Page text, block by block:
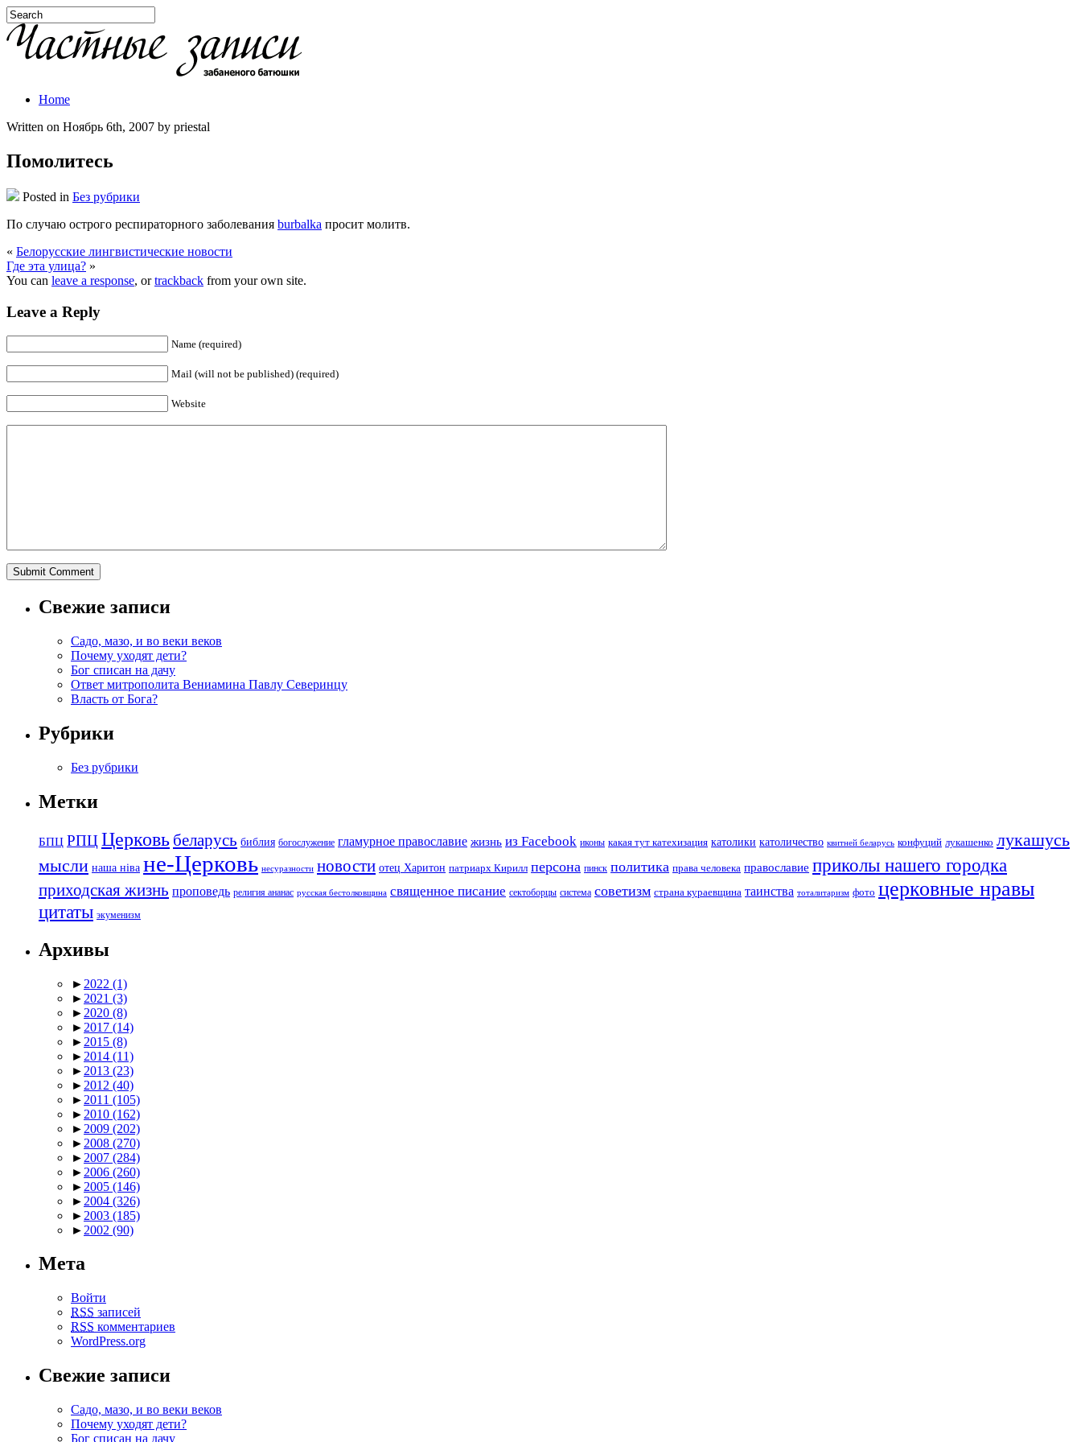
Home
Written on Ноябрь 6th, 2007 by priestal
Помолитесь
Posted in Без рубрики
По случаю острого респираторного заболевания burbalka просит молитв.
« Белорусские лингвистические новости
Где эта улица? »
You can leave a response, ortrackback from your own site.
Leave a Reply
Name (required)
Mail (will not be published) (required)
Website
Свежие записи
Садо, мазо, и во веки веков
Почему уходят дети?
Бог списан на дачу
Ответ митрополита Вениамина Павлу Северинцу
Власть от Бога?
Рубрики
Без рубрики
Метки
БПЦ РПЦ Церковь беларусь библия богослужение гламурное православие жизнь из Facebook иконы какая тут катехизация католики католичество квитней беларусь конфуций лукашенко лукашусь
мысли наша ніва не-Церковь несуразности новости отец Харитон патриарх Кирилл персона пинск политика права человека православие приколы нашего городка
приходская жизнь проповедь религия ананас русская бестолковщина священное писание сектоборцы система советизм страна кураевщина таинства тоталитаризм фото церковные нравы
цитаты экуменизм
Архивы
► 2022 (1)
► 2021 (3)
► 2020 (8)
► 2017 (14)
► 2015 (8)
► 2014 (11)
► 2013 (23)
► 2012 (40)
► 2011 (105)
► 2010 (162)
► 2009 (202)
► 2008 (270)
► 2007 (284)
► 2006 (260)
► 2005 (146)
► 2004 (326)
► 2003 (185)
► 2002 (90)
Мета
Войти
RSS записей
RSS комментариев
WordPress.org
Свежие записи
Садо, мазо, и во веки веков
Почему уходят дети?
Бог списан на дачу